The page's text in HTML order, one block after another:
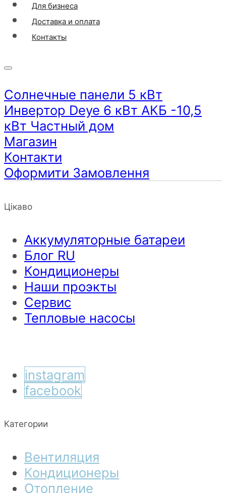
Для бизнеса
Доставка и оплата
Контакты
Солнечные панели 5 кВт
Инвертор Deye 6 кВт АКБ -10,5
кВт Частный дом
Магазин
Контакти
Оформити Замовлення
Цікаво
Аккумуляторные батареи
Блог RU
Кондиционеры
Наши проэкты
Сервис
Тепловые насосы
instagram
facebook
Категории
Вентиляция
Кондиционеры
Отопление